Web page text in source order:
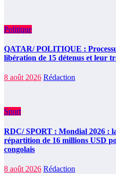
Politique
QATAR/ POLITIQUE :
libération de 15 détenus et leur
8 août 2026 Rédaction
Sport
RDC/ SPORT : Mondial 2026 :
répartition de 16 millions USD
congolais
8 août 2026 Rédaction